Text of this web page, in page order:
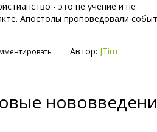
- это не учение и не
Апостолы проповедовали
Автор: JTim